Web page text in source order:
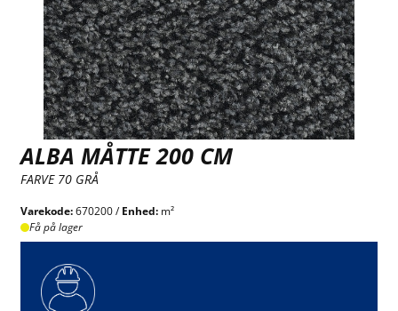
ALBA MÅTTE 200 CM
FARVE 70 GRÅ
Varekode:670200 /Enhed: m²
Få på lager